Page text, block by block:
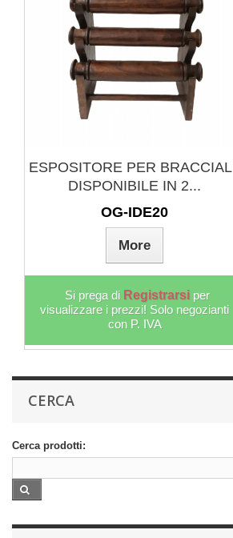
GILET IN COTONE
PATCHWORK CON SOLO
STAMPE,...
AB-GIL03
More
Si prega di Registrarsi per
visualizzare i prezzi! Solo negozianti
con P. IVA
CERCA
Cerca prodotti: